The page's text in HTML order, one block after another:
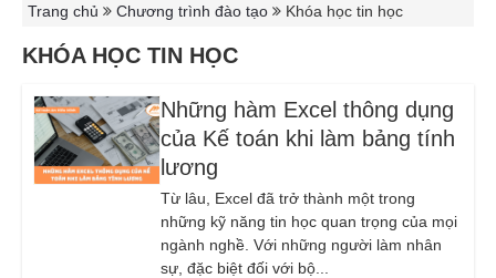
Trang chủ Chương trình đào tạo Khóa học tin học
KHÓA HỌC TIN HỌC
Những hàm Excel thông dụng
của Kế toán khi làm bảng tính
lương
Từ lâu, Excel đã trở thành một trong
những kỹ năng tin học quan trọng của mọi
ngành nghề. Với những người làm nhân
sự, đặc biệt đối với bộ...